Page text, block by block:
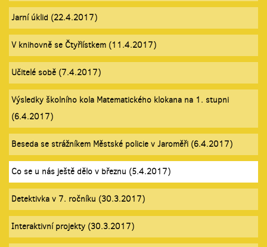
Jarní úklid (22.4.2017)
V knihovně se Čtyřlístkem (11.4.2017)
Učitelé sobě (7.4.2017)
Výsledky školního kola Matematického klokana na 1. stupni
(6.4.2017)
Beseda se strážníkem Městské policie v Jaroměři (6.4.2017)
Co se u nás ještě dělo v březnu (5.4.2017)
Detektivka v 7. ročníku (30.3.2017)
Interaktivní projekty (30.3.2017)